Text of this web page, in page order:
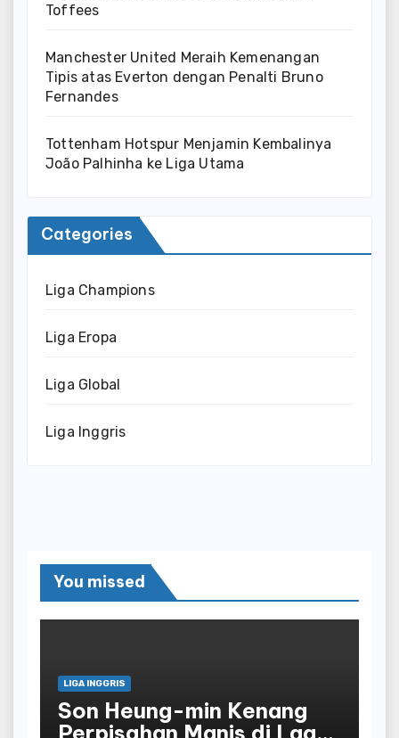
Toffees
Manchester United Meraih Kemenangan
Tipis atas Everton dengan Penalti Bruno
Fernandes
Tottenham Hotspur Menjamin Kembalinya
João Palhinha ke Liga Utama
Categories
Liga Champions
Liga Eropa
Liga Global
Liga Inggris
You missed
LIGA INGGRIS
Son Heung-min Kenang
Perpisahan Manis di Laga